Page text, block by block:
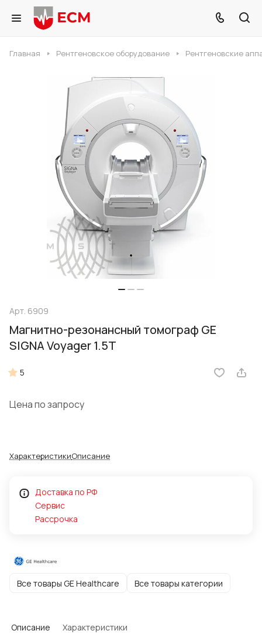
Главная Рентгеновское оборудование Рентгеновские
Арт. 6909
Магнитно-резонансный томограф GE
SIGNA Voyager 1.5T
5
Цена по запросу
ХарактеристикиОписание
Доставка по РФ
Сервис
Рассрочка
Все товары GE Healthcare Все товары категории
Описание Характеристики